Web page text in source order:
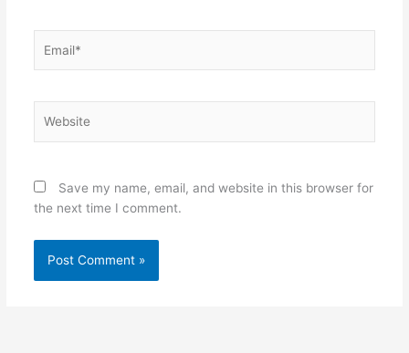
Save my name, email, and website in this browser for
the next time I comment.